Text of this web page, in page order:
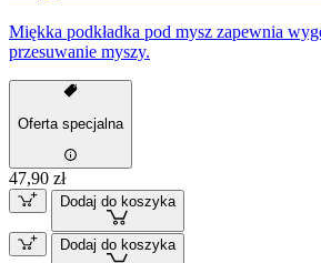
Miękka podkładka pod mysz zapewnia
przesuwanie myszy.
Oferta specjalna
47,90 zł
Dodaj do koszyka
Dodaj do koszyka